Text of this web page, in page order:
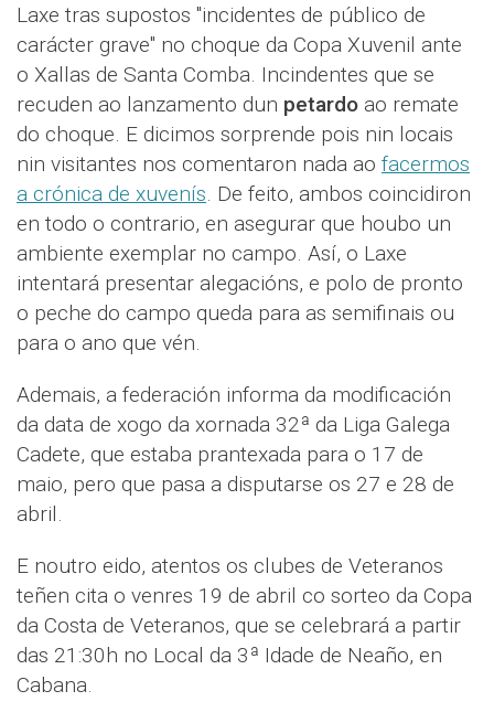
Laxe tras supostos "incidentes de público de
carácter grave" no choque da Copa Xuvenil ante
o Xallas de Santa Comba. Incindentes que se
recuden ao lanzamento dun petardo ao remate
do choque. E dicimos sorprende pois nin locais
nin visitantes nos comentaron nada ao facermos
a crónica de xuvenís . De feito, ambos coincidiron
en todo o contrario, en asegurar que houbo un
ambiente exemplar no campo. Así, o Laxe
intentará presentar alegacións, e polo de pronto
o peche do campo queda para as semifinais ou
para o ano que vén.
Ademais, a federación informa da modificación
da data de xogo da xornada 32ª da Liga Galega
Cadete, que estaba prantexada para o 17 de
maio, pero que pasa a disputarse os 27 e 28 de
abril.
E noutro eido, atentos os clubes de Veteranos
teñen cita o venres 19 de abril co sorteo da Copa
da Costa de Veteranos, que se celebrará a partir
das 21:30h no Local da 3ª Idade de Neaño, en
Cabana.